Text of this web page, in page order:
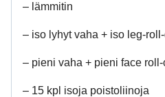
– lämmitin
– iso lyhyt vaha + iso leg-
– pieni vaha + pieni face roll-
– 15 kpl isoja poistoliinoja